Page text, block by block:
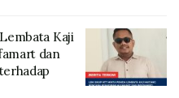
Kaji
dan